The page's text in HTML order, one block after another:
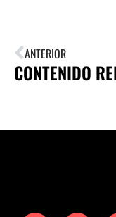
ANTERIOR
CONTENIDO